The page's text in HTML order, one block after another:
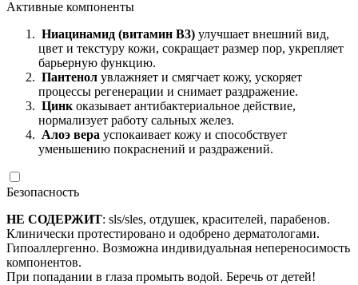
Активные компоненты
Ниацинамид (витамин В3) улучшает внешний вид,
цвет и текстуру кожи, сокращает размер пор, укрепляет
барьерную функцию.
Пантенол увлажняет и смягчает кожу, ускоряет
процессы регенерации и снимает раздражение.
Цинк оказывает антибактериальное действие,
нормализует работу сальных желез.
Алоэ вера успокаивает кожу и способствует
уменьшению покраснений и раздражений.
Безопасность
НЕ СОДЕРЖИТ: sls/sles, отдушек, красителей, парабенов.
Клинически протестировано и одобрено дерматологами.
Гипоаллергенно. Возможна индивидуальная непереносимость
компонентов.
При попадании в глаза промыть водой. Беречь от детей!